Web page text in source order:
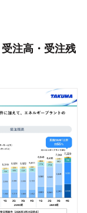
注高・受注残